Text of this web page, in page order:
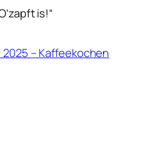
is!“
– Kaffeekochen